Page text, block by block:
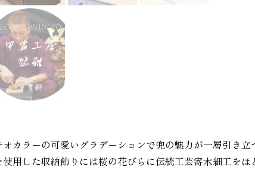
オカラーの可愛いグラデーションで兜の魅力が一層引き立
用した収納飾りには桜の花びらに伝統工芸寄木細工をほ